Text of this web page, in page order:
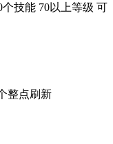
技能 70以上等级 可
整点刷新